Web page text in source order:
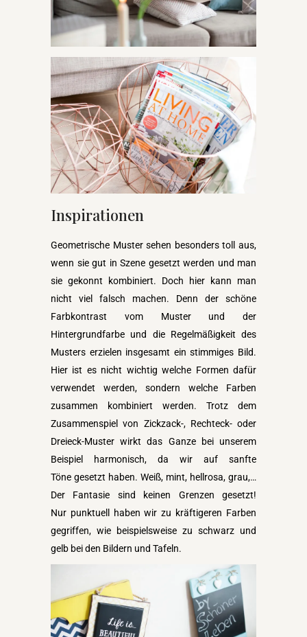
Inspirationen
Geometrische Muster sehen besonders toll aus,
wenn sie gut in Szene gesetzt werden und man
sie gekonnt kombiniert. Doch hier kann man
nicht viel falsch machen. Denn der schöne
Farbkontrast vom Muster und der
Hintergrundfarbe und die Regelmäßigkeit des
Musters erzielen insgesamt ein stimmiges Bild.
Hier ist es nicht wichtig welche Formen dafür
verwendet werden, sondern welche Farben
zusammen kombiniert werden. Trotz dem
Zusammenspiel von Zickzack-, Rechteck- oder
Dreieck-Muster wirkt das Ganze bei unserem
Beispiel harmonisch, da wir auf sanfte
Töne gesetzt haben. Weiß, mint, hellrosa, grau,…
Der Fantasie sind keinen Grenzen gesetzt!
Nur punktuell haben wir zu kräftigeren Farben
gegriffen, wie beispielsweise zu schwarz und
gelb bei den Bildern und Tafeln.